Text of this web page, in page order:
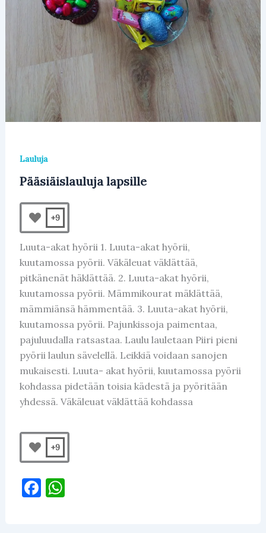
Lauluja
Pääsiäislauluja lapsille
+9
Luuta-akat hyörii 1. Luuta-akat hyörii,
kuutamossa pyörii. Väkäleuat väklättää,
pitkänenät häklättää. 2. Luuta-akat hyörii,
kuutamossa pyörii. Mämmikourat mäklättää,
mämmiänsä hämmentää. 3. Luuta-akat hyörii,
kuutamossa pyörii. Pajunkissoja paimentaa,
pajuluudalla ratsastaa. Laulu lauletaan Piiri pieni
pyörii laulun sävelellä. Leikkiä voidaan sanojen
mukaisesti. Luuta- akat hyörii, kuutamossa pyörii
kohdassa pidetään toisia kädestä ja pyöritään
yhdessä. Väkäleuat väklättää kohdassa
+9
F W